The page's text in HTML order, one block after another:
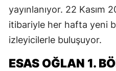
yayınlanıyor. 22 Kasım
itibariyle her hafta yeni
izleyicilerle buluşuyor.
ESAS OĞLAN 1.